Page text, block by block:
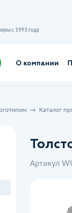
с 1993 года
О компании
Каталог
Артикул